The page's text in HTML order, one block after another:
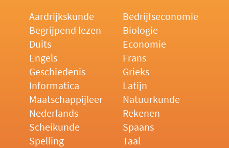
Aardrijkskunde
Bedrijfseconomie
Begrijpend lezen
Biologie
Duits
Economie
Engels
Frans
Geschiedenis
Grieks
Informatica
Latijn
Maatschappijleer
Natuurkunde
Nederlands
Rekenen
Scheikunde
Spaans
Spelling
Taal